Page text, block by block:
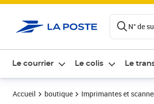
N° de
Le courrier Le colis Le
Accueil boutique Imprimantes et